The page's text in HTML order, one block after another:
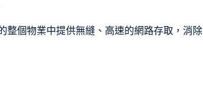
整個物業中提供無縫、高速的網路存取，消除